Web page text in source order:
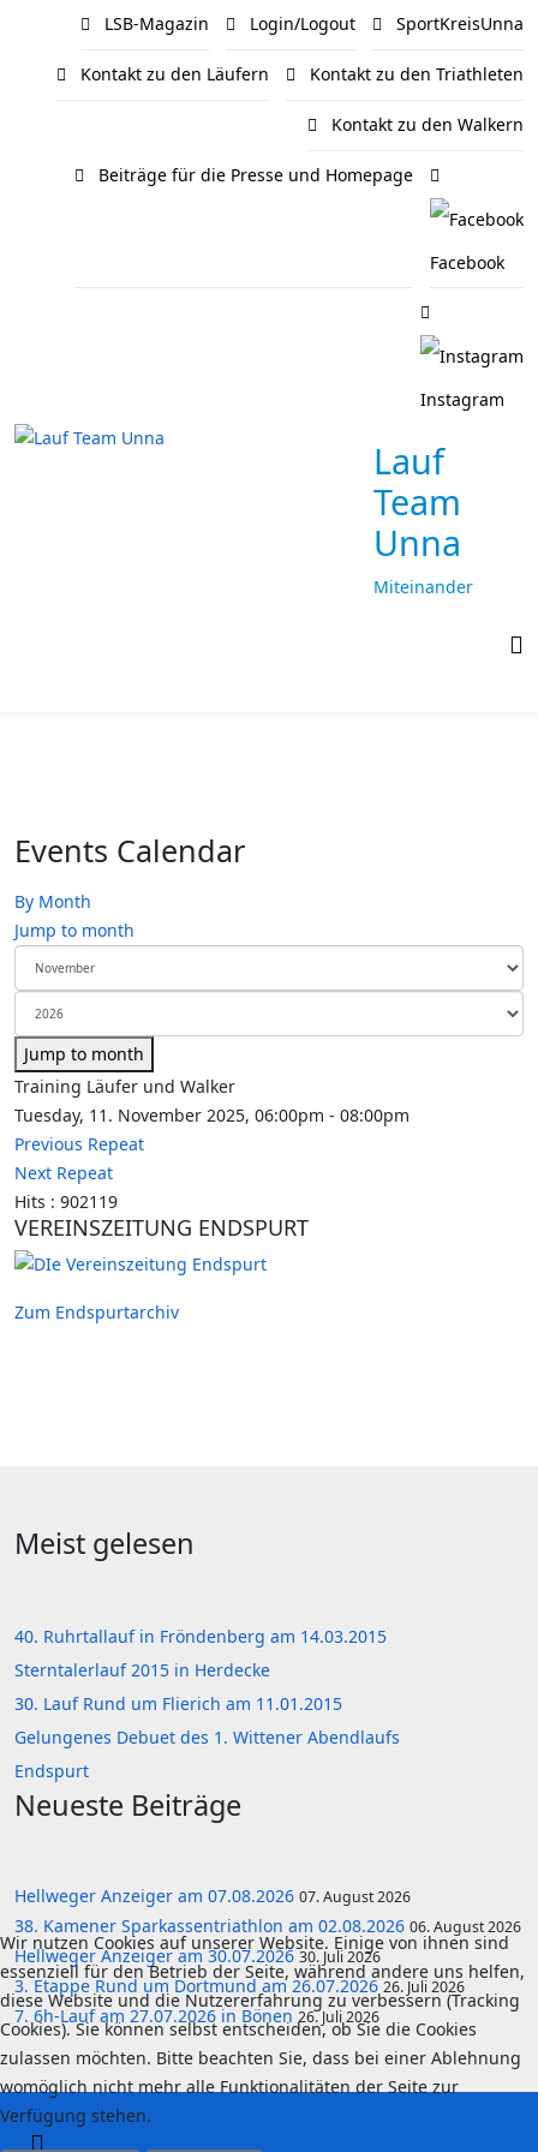
LSB-Magazin Login/Logout SportKreisUnna
Kontakt zu den Läufern Kontakt zu den Triathleten
Kontakt zu den Walkern
Beiträge für die Presse und Homepage
Facebook
Instagram
Lauf
Team
Unna
Miteinander
Events Calendar
By Month
Jump to month
Jump to month
Training Läufer und Walker
Tuesday, 11. November 2025, 06:00pm - 08:00pm
Previous Repeat
Next Repeat
Hits : 902119
VEREINSZEITUNG ENDSPURT
Zum Endspurtarchiv
Meist gelesen
40. Ruhrtallauf in Fröndenberg am 14.03.2015
Sterntalerlauf 2015 in Herdecke
30. Lauf Rund um Flierich am 11.01.2015
Gelungenes Debuet des 1. Wittener Abendlaufs
Endspurt
Neueste Beiträge
Hellweger Anzeiger am 07.08.2026 07. August 2026
38. Kamener Sparkassentriathlon am 02.08.2026 06. August 2026
Hellweger Anzeiger am 30.07.202630. Juli 2026
3. Etappe Rund um Dortmund am 26.07.2026 26. Juli 2026
7. 6h-Lauf am 27.07.2026 in Bönen 26. Juli 2026
Wir nutzen Cookies auf unserer Website. Einige von ihnen sind
essenziell für den Betrieb der Seite, während andere uns helfen,
diese Website und die Nutzererfahrung zu verbessern (Tracking
Cookies). Sie können selbst entscheiden, ob Sie die Cookies
zulassen möchten. Bitte beachten Sie, dass bei einer Ablehnung
womöglich nicht mehr alle Funktionalitäten der Seite zur
Verfügung stehen.